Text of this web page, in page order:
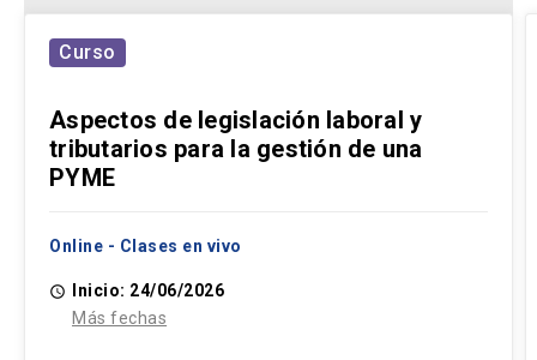
Curso
Aspectos de legislación laboral y
tributarios para la gestión de una
PYME
Online - Clases en vivo
access_time
Inicio: 24/06/2026
Más fechas